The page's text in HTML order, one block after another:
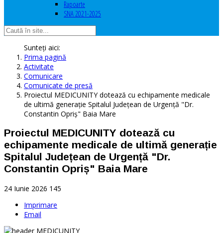
Rapoarte
SNA 2021-2025
Sunteți aici:
Prima pagină
Activitate
Comunicare
Comunicate de presă
Proiectul MEDICUNITY dotează cu echipamente medicale
de ultimă generație Spitalul Județean de Urgență "Dr.
Constantin Opriș" Baia Mare
Proiectul MEDICUNITY dotează cu
echipamente medicale de ultimă generație
Spitalul Județean de Urgență "Dr.
Constantin Opriș" Baia Mare
24 Iunie 2026 145
Imprimare
Email